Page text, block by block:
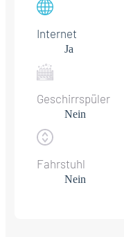
Internet
Ja
Geschirrspüler
Nein
Fahrstuhl
Nein